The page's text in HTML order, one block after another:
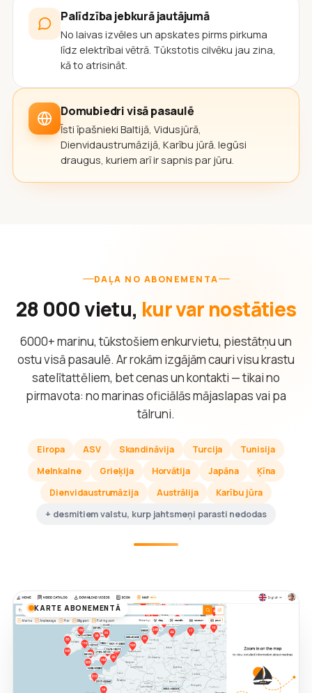
Palīdzība jebkurā jautājumā
No laivas izvēles un apskates pirms pirkuma
līdz elektrībai vētrā. Tūkstotis cilvēku jau zina,
kā to atrisināt.
Domubiedri visā pasaulē
Īsti īpašnieki Baltijā, Vidusjūrā,
Dienvidaustrumāzijā, Karību jūrā. Iegūsi
draugus, kuriem arī ir sapnis par jūru.
DAĻA NO ABONEMENTA
28 000 vietu, kur var nostāties
6000+ marinu, tūkstošiem enkurvietu, piestātņu un
ostu visā pasaulē. Ar rokām izgājām cauri visu krastu
satelītattēliem, bet cenas un kontakti — tikai no
pirmavota: no marinas oficiālās mājaslapas vai pa
tālruni.
Eiropa ASV Skandināvija Turcija
Tunisija
Melnkalne
Grieķija Horvātija Japāna
Ķīna
Dienvidaustrumāzija
Austrālija
Karību jūra
+ desmitiem valstu, kurp jahtsmeņi parasti nedodas
KARTE ABONEMENTĀ